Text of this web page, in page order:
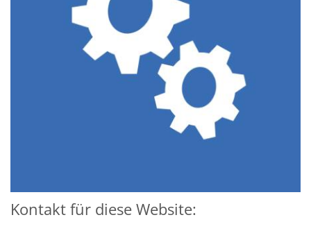
Kontakt für diese Website: